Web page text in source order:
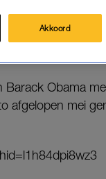
schrijft Michelle
Obama
afgelopen mei
Akkoord